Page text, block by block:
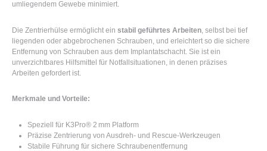
umliegendem Gewebe minimiert.
Die Zentrierhülse ermöglicht ein stabil geführtes Arbeiten , selbst bei tief
liegenden oder abgebrochenen Schrauben, und erleichtert so die sichere
Entfernung von Schrauben aus dem Implantatschacht. Sie ist ein
unverzichtbares Hilfsmittel für Notfallsituationen, in denen präzises
Arbeiten gefordert ist.
Merkmale und Vorteile:
Speziell für K3Pro® 2 mm Platform
Präzise Zentrierung von Ausdreh- und Rescue-Werkzeugen
Stabile Führung für sichere Schraubenentfernung